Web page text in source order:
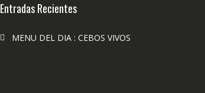
Entradas Recientes
MENU DEL DIA : CEBOS VIVOS